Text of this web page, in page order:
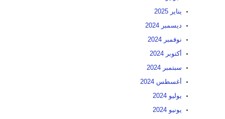
يناير 2025
ديسمبر 2024
نوفمبر 2024
أكتوبر 2024
سبتمبر 2024
أغسطس 2024
يوليو 2024
يونيو 2024